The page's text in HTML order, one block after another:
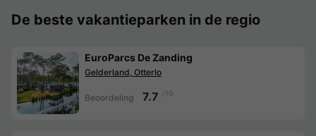
De beste vakantieparken in de regio
EuroParcs De Zanding
Gelderland, Otterlo
Beoordeling 7.7 /10